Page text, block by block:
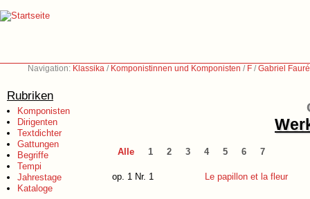
Navigation: Klassika / Komponistinnen und Komponisten / F /Gabriel
Rubriken
Komponisten
Dirigenten
Textdichter
Gattungen
Begriffe
Tempi
Jahrestage
Kataloge
Alle 1 2 3 4 5 6 7
op. 1 Nr. 1 Le papillon et la fleur